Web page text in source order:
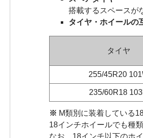
搭載するスペースが
タイヤ・ホイールの
タイヤ
255/45R20
235/60R18
※ M類別に装着している
18インチホイールでも種
なお、18インチ以下のホ